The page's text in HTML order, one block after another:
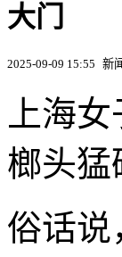
大门
2025-09-09 15:55 新
上海
榔头猛
俗话说